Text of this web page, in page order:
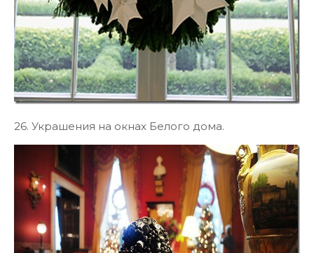
26. Украшения на окнах Белого дома.